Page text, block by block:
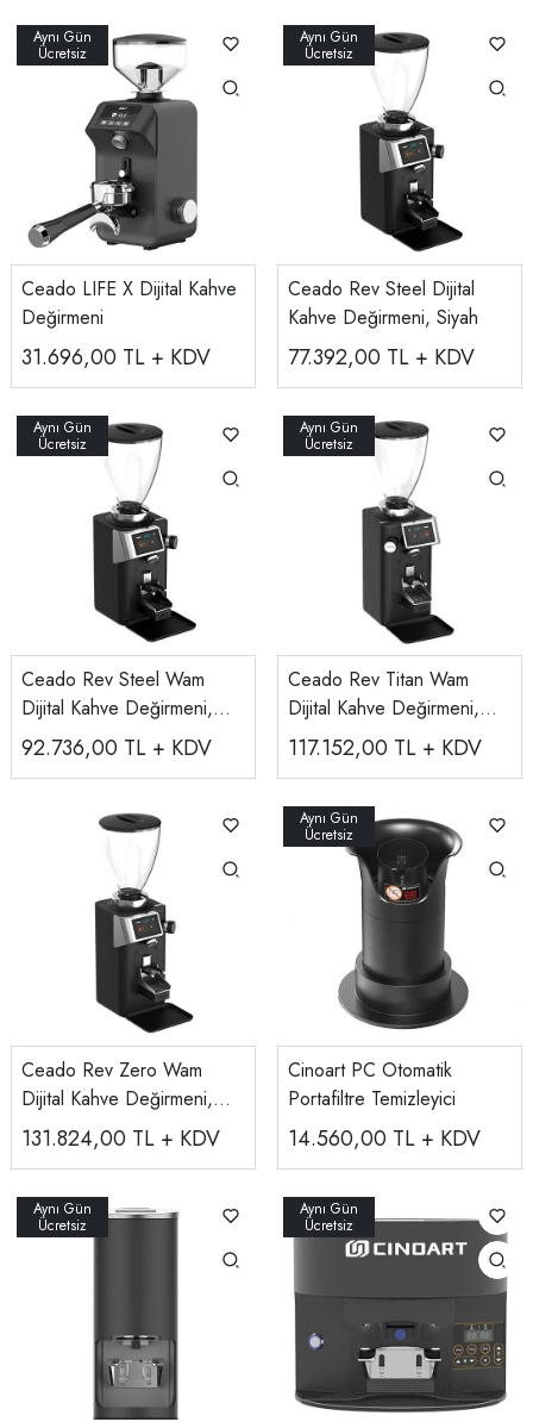
Ceado LIFE X Dijital Kahve
Değirmeni
31.696,00 TL + KDV
Ceado Rev Steel Dijital
Kahve Değirmeni, Siyah
77.392,00 TL + KDV
Ceado Rev Steel Wam
Dijital Kahve Değirmeni,
Siyah
92.736,00 TL + KDV
Ceado Rev Titan Wam
Dijital Kahve Değirmeni,
Siyah
117.152,00 TL + KDV
Ceado Rev Zero Wam
Dijital Kahve Değirmeni,
Siyah
131.824,00 TL + KDV
Cinoart PC Otomatik
Portafiltre Temizleyici
14.560,00 TL + KDV